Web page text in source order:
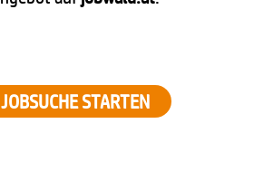
STARTEN